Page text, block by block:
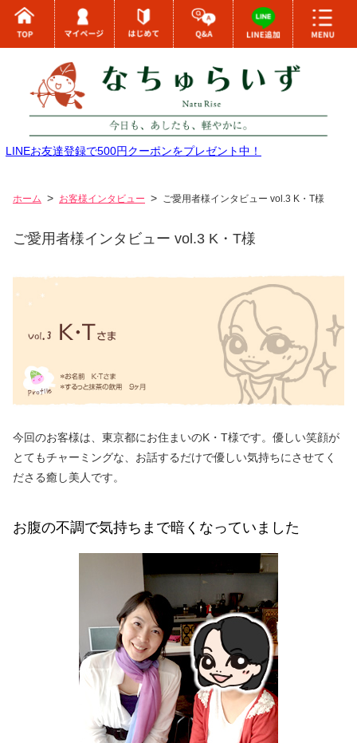
LINEお友達登録で500円クーポンをプレゼント中！
ホーム お客様インタビュー ご愛用者様インタビュー vol.3 K・T様
ご愛用者様インタビュー vol.3 K・T様
今回のお客様は、東京都にお住まいのK・T様です。優しい笑顔が
とてもチャーミングな、お話するだけで優しい気持ちにさせてく
ださる癒し美人です。
お腹の不調で気持ちまで暗くなっていました